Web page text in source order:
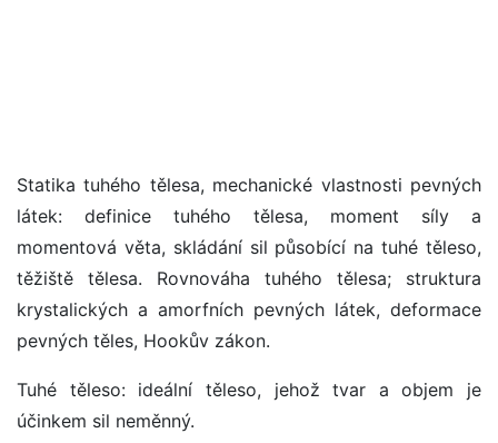
Statika tuhého tělesa, mechanické vlastnosti pevných
látek: definice tuhého tělesa, moment síly a
momentová věta, skládání sil působící na tuhé těleso,
těžiště tělesa. Rovnováha tuhého tělesa; struktura
krystalických a amorfních pevných látek, deformace
pevných těles, Hookův zákon.
Tuhé těleso: ideální těleso, jehož tvar a objem je
účinkem sil neměnný.